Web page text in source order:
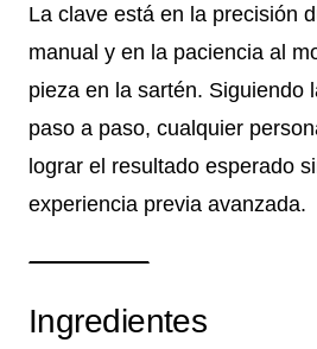
La clave está en la precisión
manual y en la paciencia al
pieza en la sartén. Siguiendo
paso a paso, cualquier
lograr el resultado esperado
experiencia previa avanzada.
Ingredientes